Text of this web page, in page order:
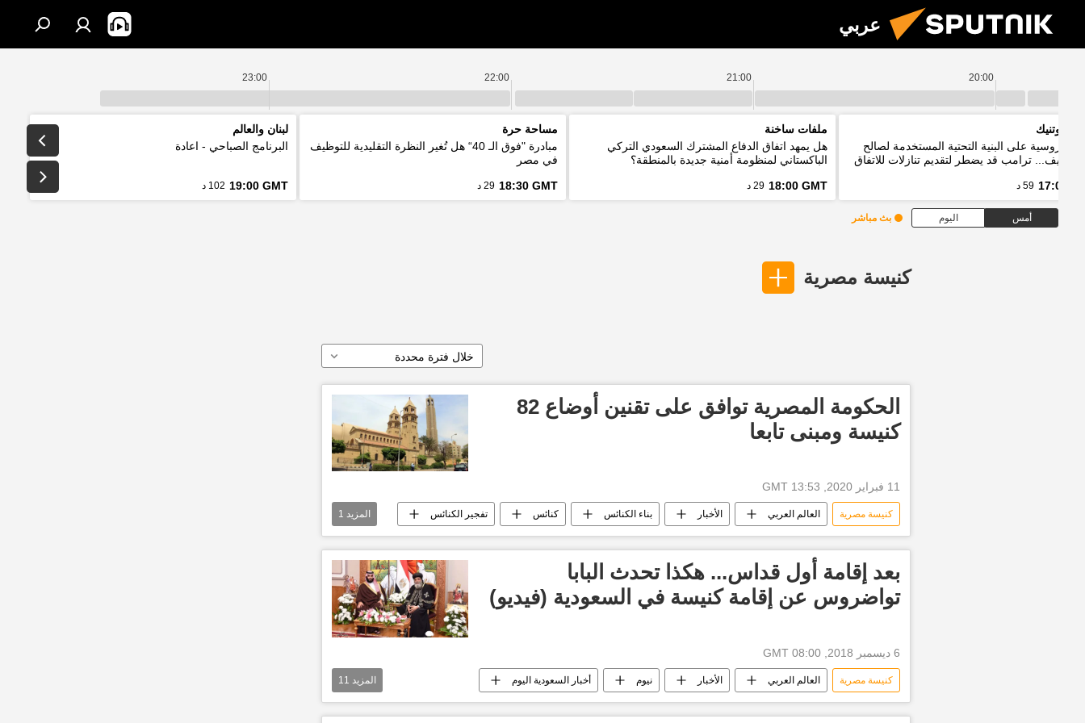
عربي
20:00
21:00
22:00
23:00
سبوتنيك
روسية على البنية التحتية المستخدمة لصالح
كييف... ترامب قد يضطر لتقديم تنازلات للاتفاق
17:00 59 د
ملفات ساخنة
هل يمهد اتفاق الدفاع المشترك السعودي التركي
الباكستاني لمنظومة أمنية جديدة بالمنطقة؟
18:00 GMT 29 د
مساحة حرة
مبادرة "فوق الـ 40“ هل تُغير النظرة التقليدية للتوظيف
في مصر
18:30 GMT 29 د
لبنان والعالم
البرنامج الصباحي - اعادة
19:00 GMT 102 د
أمس اليوم بث مباشر
كنيسة مصرية
خلال فترة محددة
الحكومة المصرية توافق على تقنين أوضاع 82
كنيسة ومبنى تابعا
11 فبراير 2020, 13:53 GMT
كنيسة مصرية العالم العربي الأخبار بناء الكنائس كنائس تفجير الكنائس
تفجير الكنائس المصرية
المزيد 1
بعد إقامة أول قداس... هكذا تحدث البابا
تواضروس عن إقامة كنيسة في السعودية (فيديو)
6 ديسمبر 2018, 08:00 GMT
كنيسة مصرية العالم العربي الأخبار نيوم أخبار السعودية اليوم
البابا تواضروس الثاني ولي العهد محمد بن سلمان الكنيسة المصرية
المزيد 11